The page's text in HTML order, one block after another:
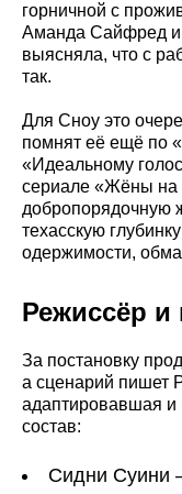
горничной с
Аманда Сайфред и
выясняла, что с
так.
Для Сноу это
помнят её ещё по
«Идеальному
сериале «Жёны на
добропорядочную
техасскую
одержимости,
Режиссёр
За постановку
а сценарий пишет
адаптировавшая и
состав:
Сидни Суини